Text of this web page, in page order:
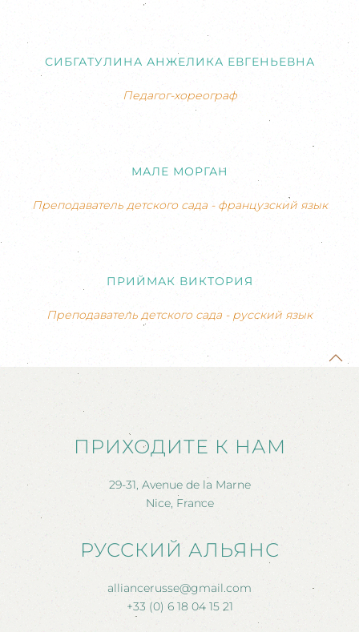
СИБГАТУЛИНА АНЖЕЛИКА ЕВГЕНЬЕВНА
Педагог-хореограф
МАЛЕ МОРГАН
Преподаватель детского сада - французский язык
ПРИЙМАК ВИКТОРИЯ
Преподаватель детского сада - русский язык
ПРИХОДИТЕ К НАМ
29-31, Avenue de la Marne
Nice, France
РУССКИЙ АЛЬЯНС
alliancerusse@gmail.com
+33 (0) 6 18 04 15 21